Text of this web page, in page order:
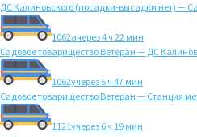
ДС Калиновского (посадки-высадки нет) —
1062ачерез 4 ч 22 мин
Садовое товарищество Ветеран — ДС
1062учерез 5 ч 47 мин
Садовое товарищество Ветеран — Станция
1121учерез 6 ч 19 мин